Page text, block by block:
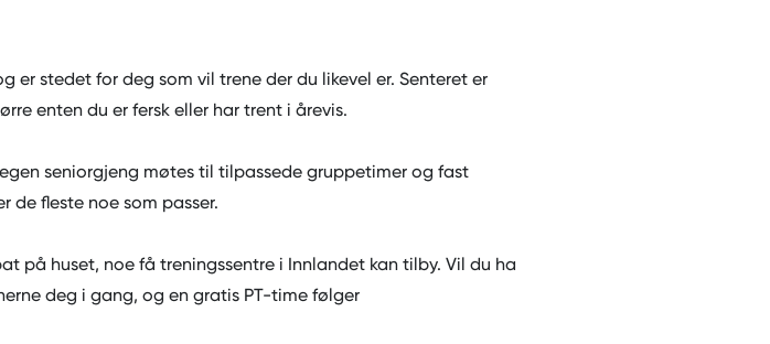
er stedet for deg som vil trene der du likevel er. Senteret er
enten du er fersk eller har trent i årevis.
seniorgjeng møtes til tilpassede gruppetimer og fast
de fleste noe som passer.
på huset, noe få treningssentre i Innlandet kan tilby. Vil du ha
deg i gang, og en gratis PT-time følger